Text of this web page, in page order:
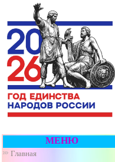
МЕНЮ
Главная